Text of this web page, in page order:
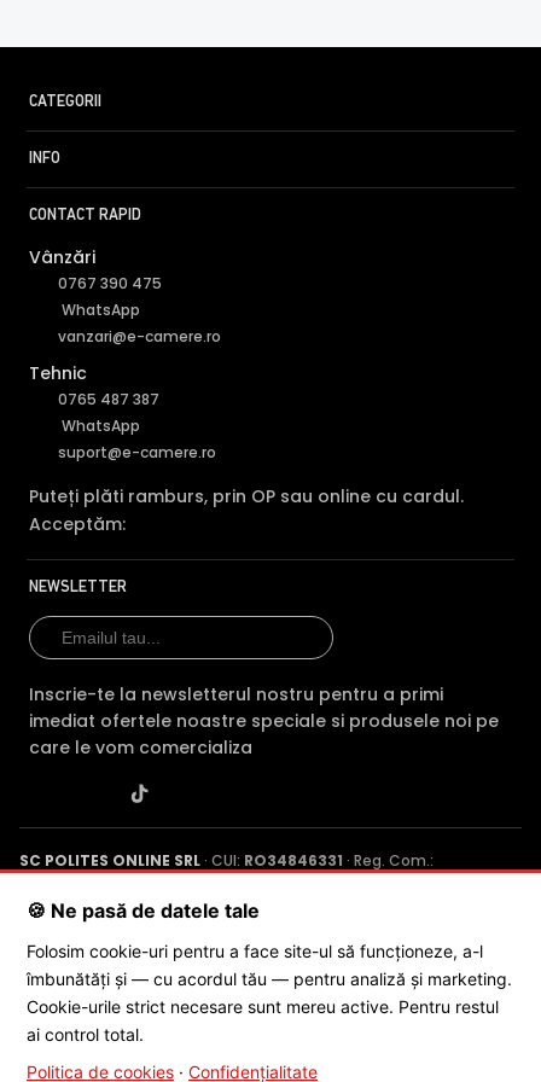
FILTRU IR MECANIC (ICR / IR Cut Fillter)
Mecanic autoretractabil ce filtreaza lumina in infrarosu
afisare a culorilor, iar pe timpul noptii acesta este retras
pentru a permite luminii in infrarosu sa treaca,
imbunatatind vizibilitatea camerei in modul alb/negru.
CATEGORII
INFO
CONTACT RAPID
Vânzări
0767 390 475
WhatsApp
vanzari@e-camere.ro
Tehnic
0765 487 387
WhatsApp
suport@e-camere.ro
Puteți plăti ramburs, prin OP sau online cu cardul.
Acceptăm:
NEWSLETTER
Inscrie-te la newsletterul nostru pentru a primi
imediat ofertele noastre speciale si produsele noi pe
care le vom comercializa
SC POLITES ONLINE SRL · CUI: RO34846331 · Reg. Com.:
Poenaru, Nr. 1, Craiova, Jud. Dolj ·
© 2026 SC POLITES ONLINE SRL
🍪 Ne pasă de datele tale
Folosim cookie-uri pentru a face site-ul să funcționeze, a-l
îmbunătăți și — cu acordul tău — pentru analiză și marketing.
Cookie-urile strict necesare sunt mereu active. Pentru restul
ai control total.
Politica de cookies · Confidențialitate